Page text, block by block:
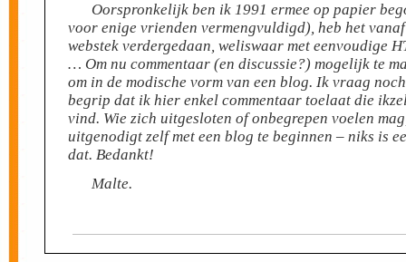
Oorspronkelijk ben ik 1991 ermee op papier
voor enige vrienden vermengvuldigd), heb het
webstek verdergedaan, weliswaar met eenvoudige
… Om nu commentaar (en discussie?) mogelijk te
om in de modische vorm van een blog. Ik vraag
begrip dat ik hier enkel commentaar toelaat die
vind. Wie zich uitgesloten of onbegrepen voelen
uitgenodigt zelf met een blog te beginnen – niks is
dat. Bedankt!
Malte.